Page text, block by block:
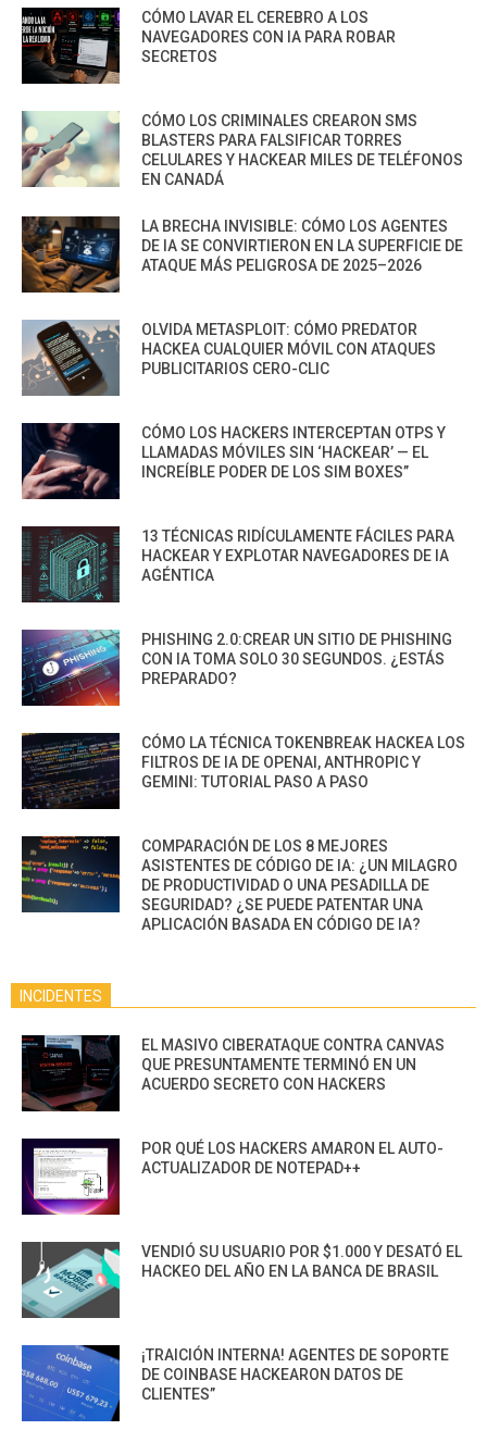
CÓMO LAVAR EL CEREBRO A LOS
NAVEGADORES CON IA PARA ROBAR
SECRETOS
CÓMO LOS CRIMINALES CREARON SMS
BLASTERS PARA FALSIFICAR TORRES
CELULARES Y HACKEAR MILES DE TELÉFONOS
EN CANADÁ
LA BRECHA INVISIBLE: CÓMO LOS AGENTES
DE IA SE CONVIRTIERON EN LA SUPERFICIE DE
ATAQUE MÁS PELIGROSA DE 2025–2026
OLVIDA METASPLOIT: CÓMO PREDATOR
HACKEA CUALQUIER MÓVIL CON ATAQUES
PUBLICITARIOS CERO-CLIC
CÓMO LOS HACKERS INTERCEPTAN OTPS Y
LLAMADAS MÓVILES SIN ‘HACKEAR’ — EL
INCREÍBLE PODER DE LOS SIM BOXES”
13 TÉCNICAS RIDÍCULAMENTE FÁCILES PARA
HACKEAR Y EXPLOTAR NAVEGADORES DE IA
AGÉNTICA
PHISHING 2.0:CREAR UN SITIO DE PHISHING
CON IA TOMA SOLO 30 SEGUNDOS. ¿ESTÁS
PREPARADO?
CÓMO LA TÉCNICA TOKENBREAK HACKEA LOS
FILTROS DE IA DE OPENAI, ANTHROPIC Y
GEMINI: TUTORIAL PASO A PASO
COMPARACIÓN DE LOS 8 MEJORES
ASISTENTES DE CÓDIGO DE IA: ¿UN MILAGRO
DE PRODUCTIVIDAD O UNA PESADILLA DE
SEGURIDAD? ¿SE PUEDE PATENTAR UNA
APLICACIÓN BASADA EN CÓDIGO DE IA?
INCIDENTES
EL MASIVO CIBERATAQUE CONTRA CANVAS
QUE PRESUNTAMENTE TERMINÓ EN UN
ACUERDO SECRETO CON HACKERS
POR QUÉ LOS HACKERS AMARON EL AUTO-
ACTUALIZADOR DE NOTEPAD++
VENDIÓ SU USUARIO POR $1.000 Y DESATÓ EL
HACKEO DEL AÑO EN LA BANCA DE BRASIL
¡TRAICIÓN INTERNA! AGENTES DE SOPORTE
DE COINBASE HACKEARON DATOS DE
CLIENTES”